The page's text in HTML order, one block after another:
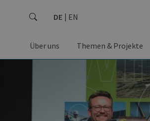
DE EN
Über uns Themen & Projekte